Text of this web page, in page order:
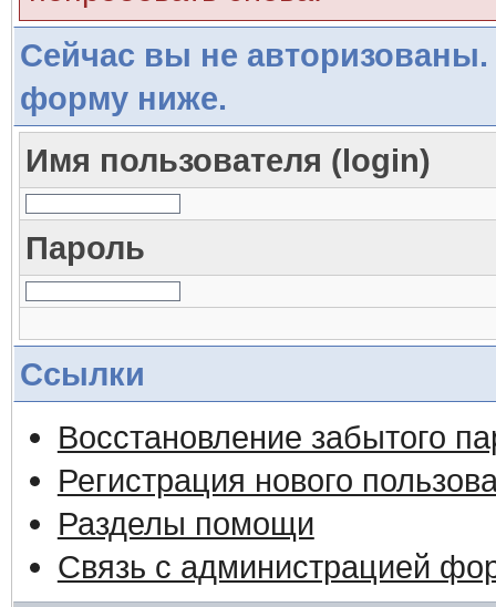
Сейчас вы не авторизованы.
форму ниже.
Имя пользователя (login)
Пароль
Ссылки
Восстановление забытого
Регистрация нового
Разделы помощи
Связь с администрацией